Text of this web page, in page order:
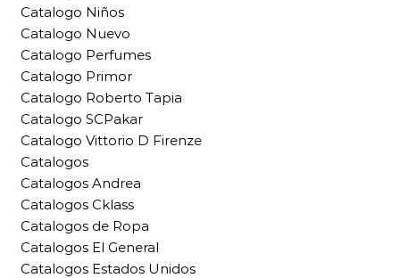
Catalogo Niños
Catalogo Nuevo
Catalogo Perfumes
Catalogo Primor
Catalogo Roberto Tapia
Catalogo SCPakar
Catalogo Vittorio D Firenze
Catalogos
Catalogos Andrea
Catalogos Cklass
Catalogos de Ropa
Catalogos El General
Catalogos Estados Unidos